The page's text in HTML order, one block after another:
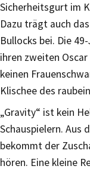
Sicherheitsgurt im
Dazu trägt auch
Bullocks bei. Die
ihren zweiten
keinen
Klischee des
„Gravity“ ist kein
Schauspielern. Aus
bekommt der
hören. Eine kleine